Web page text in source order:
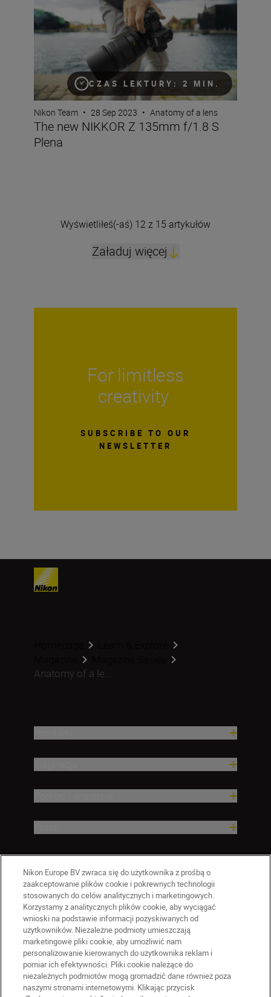
CZAS LEKTURY: 2 MIN.
Nikon Team • 28 Sep 2023 • Anatomy of a lens
The new NIKKOR Z 135mm f/1.8 S
Plena
Wyświetliłeś(-aś) 12 z 15 artykułów
Załaduj więcej
For limitless
creativity
SUBSCRIBE TO OUR
NEWSLETTER
Anatomy of a le...
PL Nikon Sites
Nikon Europe BV zwraca się do użytkownika z prośbą o
zaakceptowanie plików cookie i pokrewnych technologii
stosowanych do celów analitycznych i marketingowych.
Korzystamy z analitycznych plików cookie, aby wyciągać
wnioski na podstawie informacji pozyskiwanych od
użytkowników. Niezależne podmioty umieszczają
marketingowe pliki cookie, aby umożliwić nam
personalizowanie kierowanych do użytkownika reklam i
pomiar ich efektywności. Pliki cookie należące do
niezależnych podmiotów mogą gromadzić dane również poza
naszymi stronami internetowymi. Klikając przycisk